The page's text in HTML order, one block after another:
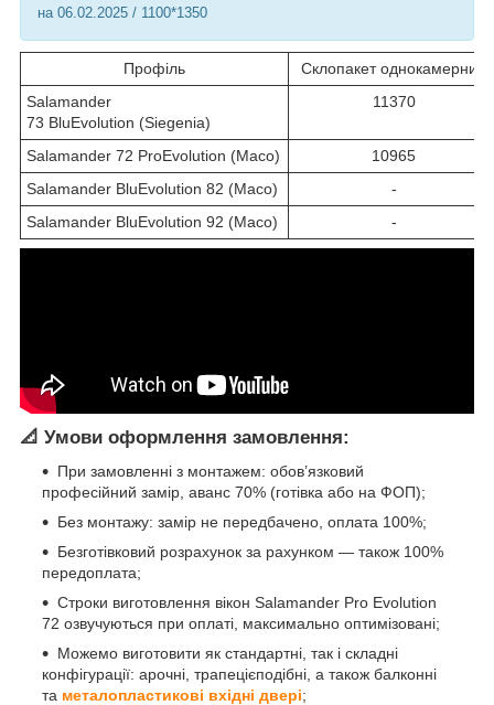
на 06.02.2025 / 1100*1350
Профіль
Склопакет однокамерний
Salamander
73 BluEvolution (Siegenia)
11370
Salamander 72 ProEvolution (Maco)
10965
Salamander BluEvolution 82 (Maco)
-
Salamander BluEvolution 92 (Maco)
-
📐 Умови оформлення замовлення:
При замовленні з монтажем: обов’язковий
професійний замір, аванс 70% (готівка або на ФОП);
Без монтажу: замір не передбачено, оплата 100%;
Безготівковий розрахунок за рахунком — також 100%
передоплата;
Строки виготовлення вікон Salamander Pro Evolution
72 озвучуються при оплаті, максимально оптимізовані;
Можемо виготовити як стандартні, так і складні
конфігурації: арочні, трапецієподібні, а також балконні
та металопластикові вхідні двері;